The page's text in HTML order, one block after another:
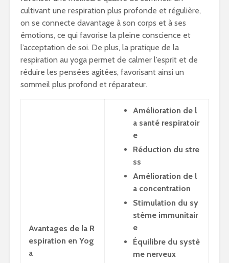
cultivant une respiration plus profonde et régulière,
on se connecte davantage à son corps et à ses
émotions, ce qui favorise la pleine conscience et
l’acceptation de soi. De plus, la pratique de la
respiration au yoga permet de calmer l’esprit et de
réduire les pensées agitées, favorisant ainsi un
sommeil plus profond et réparateur.
Avantages de la R
espiration en Yog
a
Amélioration de l
a santé respiratoir
e
Réduction du stre
ss
Amélioration de l
a concentration
Stimulation du sy
stème immunitair
e
Équilibre du systè
me nerveux